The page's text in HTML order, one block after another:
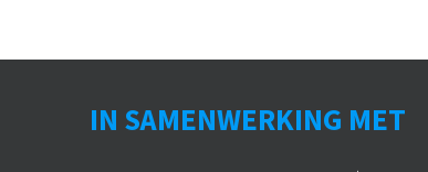
IN SAMENWERKING MET